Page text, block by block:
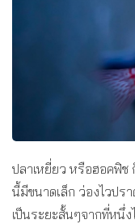
ปลาเหยี่ยว หรือฮอคฟิช
นี้มีขนาดเล็ก ว่องไวปร
เป็นระยะสั้นๆจากที่หนึ่